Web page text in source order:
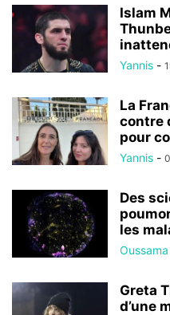
Islam
Yannis -
La
contre
pour
Yannis -
Des
les
Oussama
Greta
d’une